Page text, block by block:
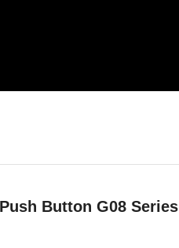
Button G08 Series